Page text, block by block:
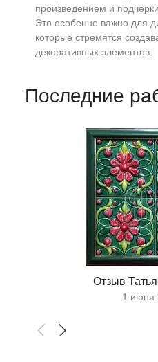
произведением и
Это особенно важно для
которые стремятся
декоративных элементов.
Последние
Отзыв
1 июня